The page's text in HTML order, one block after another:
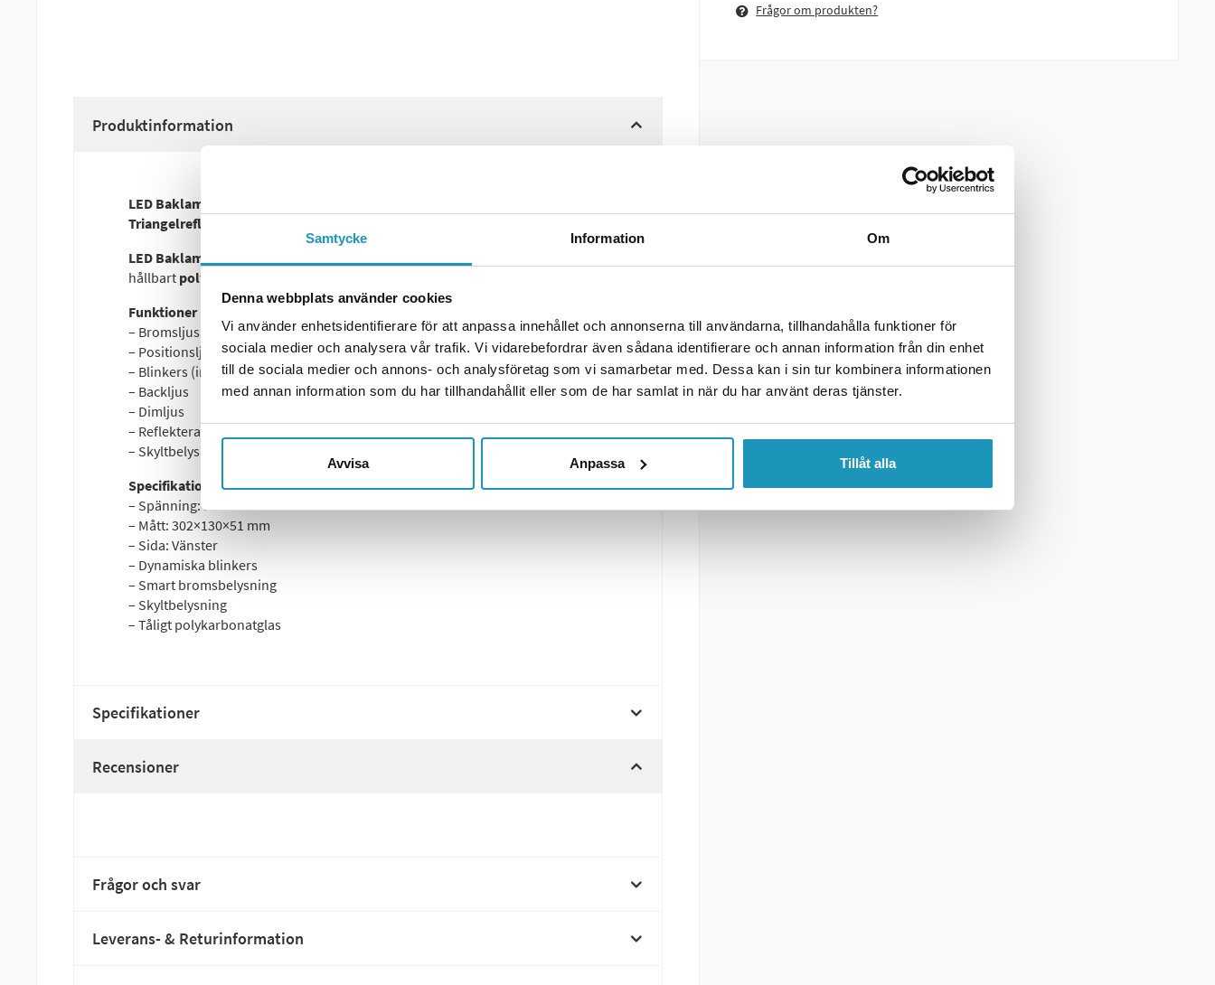
Samtycke Information Om
Denna webbplats använder cookies
Vi använder enhetsidentifierare för att anpassa innehållet och annonserna till användarna, tillhandahålla funktioner för
sociala medier och analysera vår trafik. Vi vidarebefordrar även sådana identifierare och annan information från din enhet
till de sociala medier och annons- och analysföretag som vi samarbetar med. Dessa kan i sin tur kombinera informationen
med annan information som du har tillhandahållit eller som de har samlat in när du har använt deras tjänster.
Avvisa Anpassa Tillåt alla
Frågor om produkten?
Produktinformation
LED Baklampa SCANDI-610 Valeryd Vänster 302×130×51 mm 12–36V med
Triangelreflex och Skyltbelysning
LED Baklampa SCANDI-610
hållbart polykarbonatglas
Funktioner (6-funktionell):
– Bromsljus
– Positionsljus
– Blinkers (indikatorljus)
– Backljus
– Dimljus
– Reflekterande triangel
– Skyltbelysning
Specifikationer:
– Spänning: 12–36V
– Mått: 302×130×51 mm
– Sida: Vänster
– Dynamiska blinkers
– Smart bromsbelysning
– Skyltbelysning
– Tåligt polykarbonatglas
Specifikationer
Recensioner
Frågor och svar
Leverans- & Returinformation